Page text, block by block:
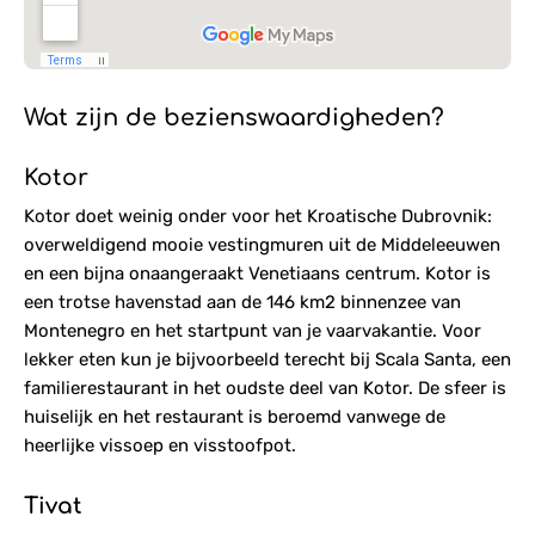
Wat zijn de bezienswaardigheden?
Kotor
Kotor doet weinig onder voor het Kroatische Dubrovnik:
overweldigend mooie vestingmuren uit de Middeleeuwen
en een bijna onaangeraakt Venetiaans centrum. Kotor is
een trotse havenstad aan de 146 km2 binnenzee van
Montenegro en het startpunt van je vaarvakantie. Voor
lekker eten kun je bijvoorbeeld terecht bij Scala Santa, een
familierestaurant in het oudste deel van Kotor. De sfeer is
huiselijk en het restaurant is beroemd vanwege de
heerlijke vissoep en visstoofpot.
Tivat